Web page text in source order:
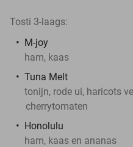
Tosti 3-laags:
M-joy
ham, kaas
Tuna Melt
tonijn, rode ui, haricots
cherrytomaten
Honolulu
ham, kaas en ananas